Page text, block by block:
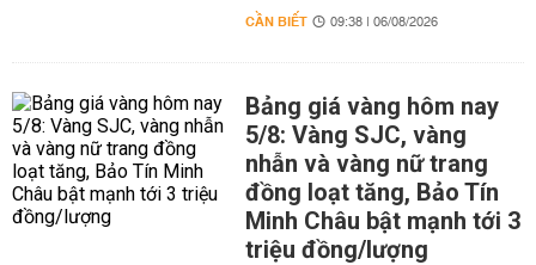
CẦN BIẾT 09:38 | 06/08/2026
Bảng giá vàng hôm nay
5/8: Vàng SJC, vàng
nhẫn và vàng nữ trang
đồng loạt tăng, Bảo Tín
Minh Châu bật mạnh tới 3
triệu đồng/lượng